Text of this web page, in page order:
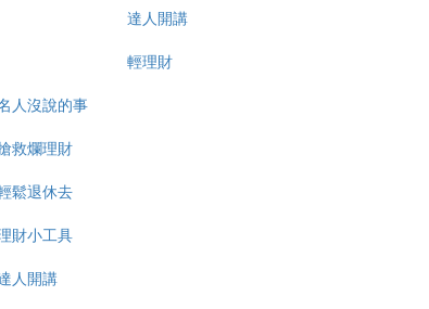
達人開講
輕理財
人沒說的事
救爛理財
鬆退休去
財小工具
人開講